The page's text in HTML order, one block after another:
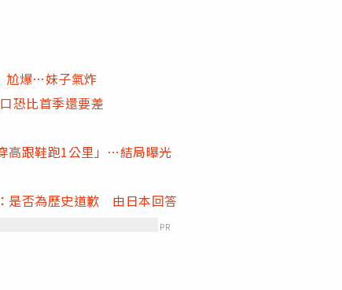
尬爆…妹子氣炸
恐比首季還要差
高跟鞋跑1公里」…結局曝光
是否為歷史道歉 由日本回答
PR